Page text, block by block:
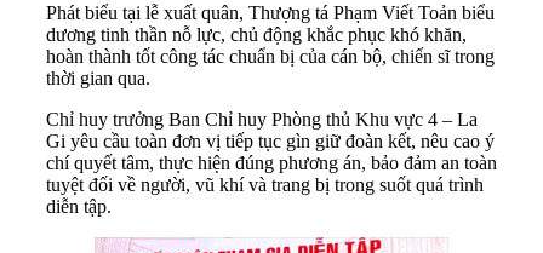
Phát biểu tại lễ xuất quân, Thượng tá Phạm Viết Toản biểu
dương tinh thần nỗ lực, chủ động khắc phục khó khăn,
hoàn thành tốt công tác chuẩn bị của cán bộ, chiến sĩ trong
thời gian qua.
Chỉ huy trưởng Ban Chỉ huy Phòng thủ Khu vực 4 – La
Gi yêu cầu toàn đơn vị tiếp tục gìn giữ đoàn kết, nêu cao ý
chí quyết tâm, thực hiện đúng phương án, bảo đảm an toàn
tuyệt đối về người, vũ khí và trang bị trong suốt quá trình
diễn tập.